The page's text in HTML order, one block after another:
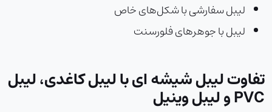
لیبل سفارشی با شکل‌های خاص
لیبل با جوهرهای فلورسنت
تفاوت لیبل شیشه ای با لیبل کاغدی، لیبل
PVC و لیبل وینیل